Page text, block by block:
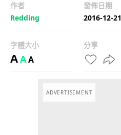
作者
Redding
發佈日期
2016-12-21
字體大小
AAA
分享
ADVERTISEMENT